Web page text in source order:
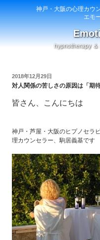
神戸・大阪の心理カウ
エモ
hypnotherapy
投
稿
2018年12月29日
対人関係の苦しさの原因は「期待
皆さん、こんにちは
神戸・芦屋・大阪のヒプノセラ
理カウンセラー、駒居義基です